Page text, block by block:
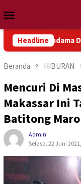
ke
kontenMobile
Headline
Dilantik,
Beranda HIBURAN
Mencuri Di
Makassar Ini
Batitong Maro
Admin
Selasa, 22 Juni